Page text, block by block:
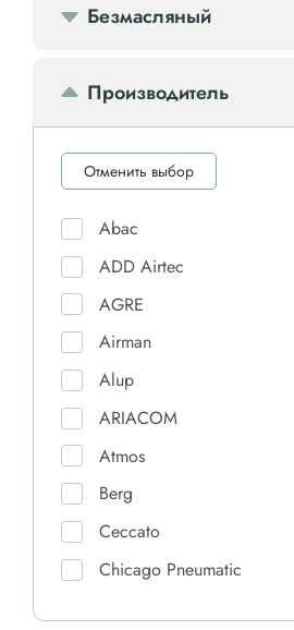
Безмасляный
Производитель
Отменить выбор
Abac
ADD Airtec
AGRE
Airman
Alup
ARIACOM
Atmos
Berg
Ceccato
Chicago Pneumatic